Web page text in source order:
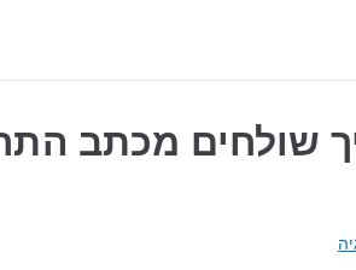
שולחים מכתב